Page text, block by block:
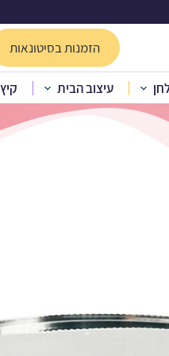
הזמנות בסיטונאות
עיצוב הבית קיץ כסף מטאלי